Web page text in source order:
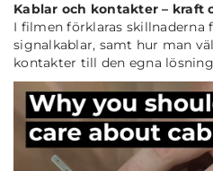
Kablar och kontakter – kraft
I filmen förklaras skillnaderna
signalkablar, samt hur man
kontakter till den egna